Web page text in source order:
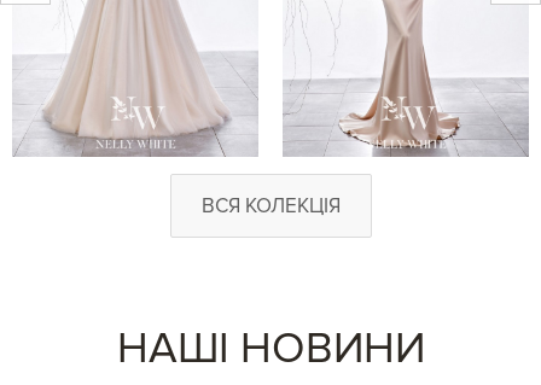
ВСЯ КОЛЕКЦІЯ
НАШІ НОВИНИ